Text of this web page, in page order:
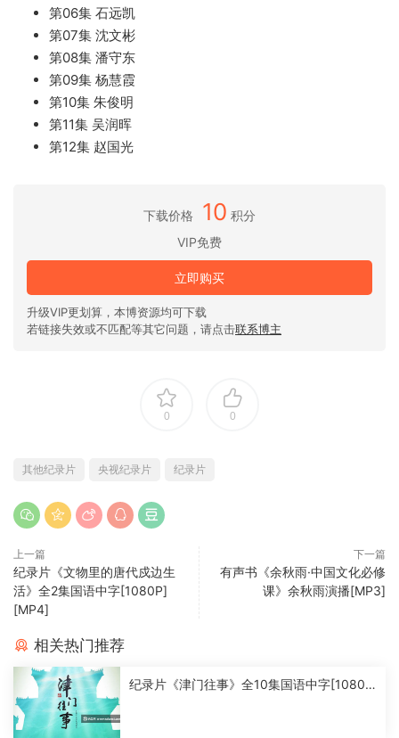
第06集 石远凯
第07集 沈文彬
第08集 潘守东
第09集 杨慧霞
第10集 朱俊明
第11集 吴润晖
第12集 赵国光
下载价格 10 积分
VIP免费
立即购买
升级VIP更划算，本博资源均可下载
若链接失效或不匹配等其它问题，请点击联系博主
0 0
其他纪录片 央视纪录片 纪录片
上一篇
纪录片《文物里的唐代戍边生
活》全2集国语中字[1080P]
[MP4]
下一篇
有声书《余秋雨·中国文化必修
课》余秋雨演播[MP3]
相关热门推荐
纪录片《津门往事》全10集国语中字[1080